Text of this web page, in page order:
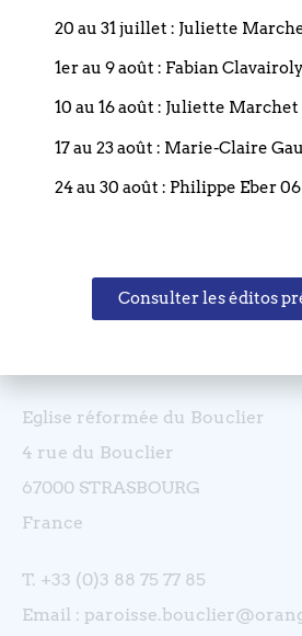
Publié le 19
Article précédent
Eglise réformée du Bouclier
4 rue du Bouclier
67000 STRASBOURG
France
T. +33 (0)3 88 75 77 85
Email :
20 au 31 juillet : Juliette
1er au 9 août : Fabian Clavairoly
10 au 16 août : Juliette Marchet
17 au 23 août : Marie-Claire
24 au 30 août : Philippe Eber 06
Consulter les éditos